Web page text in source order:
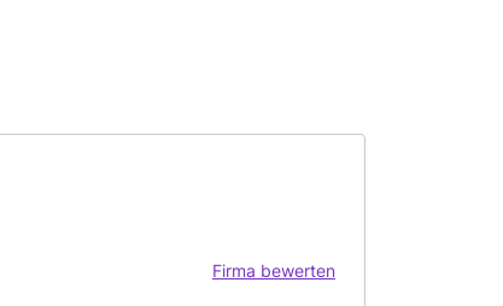
Firma bewerten